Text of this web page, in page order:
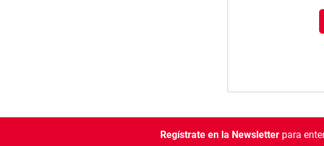
Regístrate en la Newsletterpara